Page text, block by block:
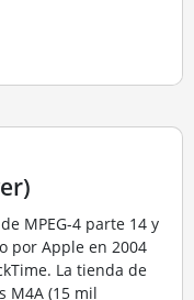
MPEG-4 parte 14 y
por Apple en 2004
La tienda de
M4A (15 mil